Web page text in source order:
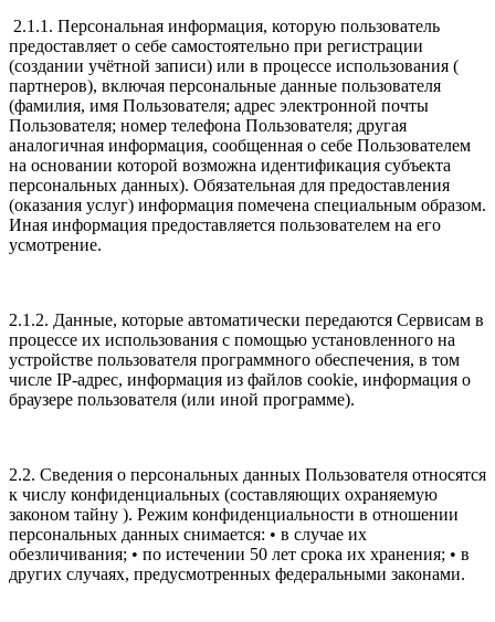
2.1.1. Персональная информация, которую пользователь
предоставляет о себе самостоятельно при регистрации
(создании учётной записи) или в процессе использования (
партнеров), включая персональные данные пользователя
(фамилия, имя Пользователя; адрес электронной почты
Пользователя; номер телефона Пользователя; другая
аналогичная информация, сообщенная о себе Пользователем
на основании которой возможна идентификация субъекта
персональных данных). Обязательная для предоставления
(оказания услуг) информация помечена специальным образом.
Иная информация предоставляется пользователем на его
усмотрение.
2.1.2. Данные, которые автоматически передаются Сервисам в
процессе их использования с помощью установленного на
устройстве пользователя программного обеспечения, в том
числе IP-адрес, информация из файлов cookie, информация о
браузере пользователя (или иной программе).
2.2. Сведения о персональных данных Пользователя относятся
к числу конфиденциальных (составляющих охраняемую
законом тайну ). Режим конфиденциальности в отношении
персональных данных снимается: • в случае их
обезличивания; • по истечении 50 лет срока их хранения; • в
других случаях, предусмотренных федеральными законами.